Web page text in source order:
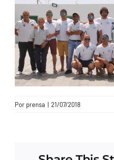
CONTACTO
Por prensa | 21/07/2018